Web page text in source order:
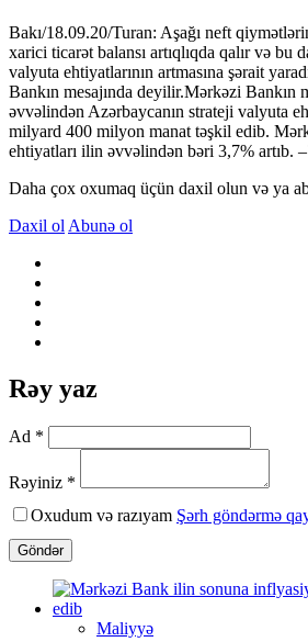
Bakı/18.09.20/Turan: Aşağı neft
xarici ticarət balansı artıqlıqda qalır və bu
valyuta ehtiyatlarının artmasına şərait
Bankın mesajında ​​deyilir.Mərkəzi Bankın
əvvəlindən Azərbaycanın strateji valyuta
milyard 400 milyon manat təşkil edib.
ehtiyatları ilin əvvəlindən bəri 3,7% artıb.
Daha çox oxumaq üçün daxil olun və ya
Daxil ol Abunə ol
Rəy yaz
Ad *
Rəyiniz *
Oxudum və razıyam Şərh göndərmə
Göndər
Maliyyə